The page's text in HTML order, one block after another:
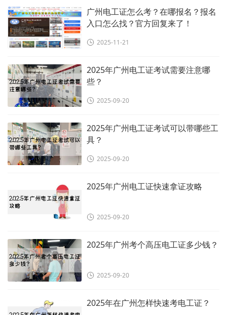
广州电工证怎么考？在哪报名？报名
入口怎么找？官方回复来了！
2025-11-21
2025年广州电工证考试需要注意哪
些？
2025-09-20
2025年广州电工证考试可以带哪些工
具？
2025-09-20
2025年广州电工证快速拿证攻略
2025-09-20
2025年广州考个高压电工证多少钱？
2025-09-20
2025年在广州怎样快速考电工证？